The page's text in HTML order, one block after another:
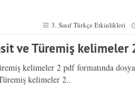
3. Sınıf Türkçe Etkinlikleri
ve Türemiş kelimeler
kelimeler 2 pdf formatında
kelimeler 2..